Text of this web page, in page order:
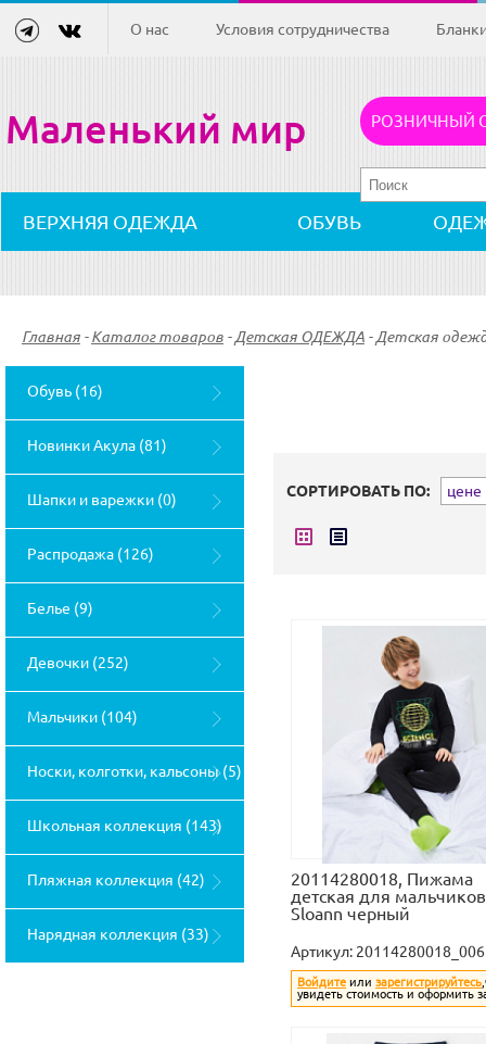
О нас Условия сотрудничества
Маленький мир РОЗНИЧНЫЙ
ВЕРХНЯЯ ОДЕЖДА ОБУВЬ
Главная - Каталог товаров - Детская ОДЕЖДА - Детская
Обувь (16)
Новинки Акула (81)
Шапки и варежки (0)
Распродажа (126)
Белье (9)
Девочки (252)
Мальчики (104)
Носки, колготки, кальсоны (5)
Школьная коллекция (143)
Пляжная коллекция (42)
Нарядная коллекция (33)
СОРТИРОВАТЬ ПО: цене
20114280018, Пижама
детская для мальчиков
Sloann черный
Артикул:
Войдите или зарегистрируйтесь
увидеть стоимость и оформить